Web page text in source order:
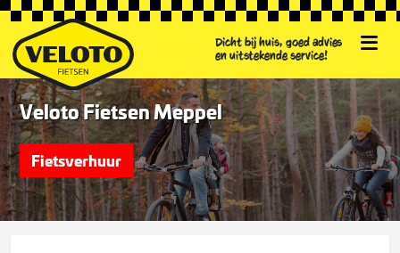
Dicht bij huis, goed advies
en uitstekende service!
Veloto Fietsen Meppel
Fietsverhuur